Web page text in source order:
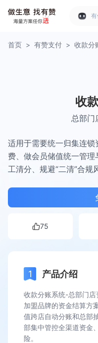
首页 > 有赞支付 > 收款分
收
总部门
适用于需要统一归集连
费、做会员储值统一管
工清分、规避“二清”合规
75
产品介绍
收款分账系统-总部门
加盟品牌的资金结算方
值跨店自动分账和总部
部集中管控全渠道资金
险。